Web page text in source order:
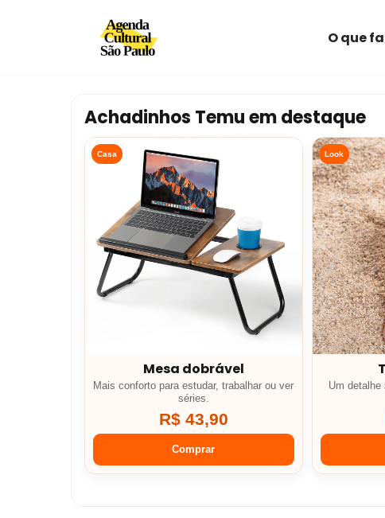
O que
Achadinhos Temu em destaque
Casa
Mesa dobrável
Mais conforto para estudar, trabalhar ou ver
séries.
R$ 43,90
Comprar
Look
Um detalhe